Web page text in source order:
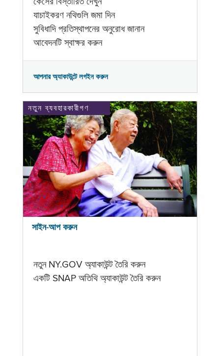
কেসের বিস্তারিত দেখুন
যাচাইকরণ নথিগুলি জমা দিন
সুবিধাদি প্রতিস্থাপনের অনুরোধ জানান
আবেদনটি স্বাক্ষর করুন
আপনার অ্যাকাউন্টে লগইন করুন
নতুন ব্যবহারকারীগণ
সাইন-আপ করুন
নতুন NY.GOV অ্যাকাউন্ট তৈরি করুন
একটি SNAP অতিথি অ্যাকাউন্ট তৈরি করুন